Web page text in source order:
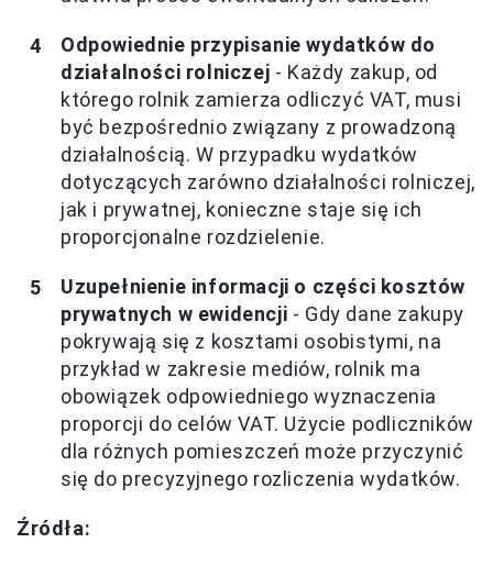
Odpowiednie przypisanie wydatków do
działalności rolniczej - Każdy zakup, od
którego rolnik zamierza odliczyć VAT, musi
być bezpośrednio związany z prowadzoną
działalnością. W przypadku wydatków
dotyczących zarówno działalności rolniczej,
jak i prywatnej, konieczne staje się ich
proporcjonalne rozdzielenie.
Uzupełnienie informacji o części kosztów
prywatnych w ewidencji - Gdy dane zakupy
pokrywają się z kosztami osobistymi, na
przykład w zakresie mediów, rolnik ma
obowiązek odpowiedniego wyznaczenia
proporcji do celów VAT. Użycie podliczników
dla różnych pomieszczeń może przyczynić
się do precyzyjnego rozliczenia wydatków.
Źródła: